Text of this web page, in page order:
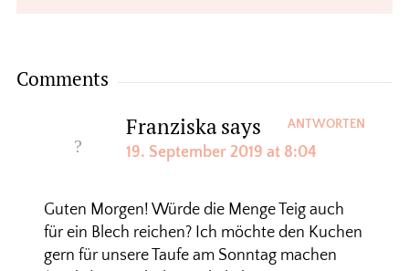
Comments
Franziskasays
19. September 2019 at 8:04
Guten Morgen! Würde die Menge Teig auch
für ein Blech reichen? Ich möchte den Kuchen
gern für unsere Taufe am Sonntag machen
ANTWORTEN